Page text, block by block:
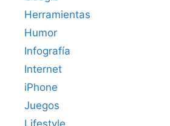
Herramientas
Humor
Infografía
Internet
iPhone
Juegos
Lifestyle